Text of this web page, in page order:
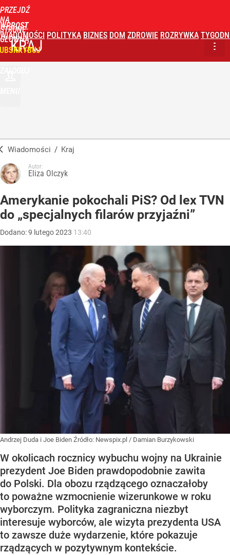
PRZEJDŹ
NA
STRONĘ
GŁÓWNĄ
WPROST
WIADOMOŚCI POLITYKA BIZNES DOM ZDROWIE ROZRYWKA
KRAJ
Wiadomości / Kraj
Autor:
Eliza Olczyk
Amerykanie pokochali PiS? Od lex TVN
do „specjalnych filarów przyjaźni”
Dodano:9 lutego2023 13:40
Andrzej Duda i Joe Biden Źródło: Newspix.pl / Damian Burzykowski
W okolicach rocznicy wybuchu wojny na Ukrainie
prezydent Joe Biden prawdopodobnie zawita
do Polski. Dla obozu rządzącego oznaczałoby
to poważne wzmocnienie wizerunkowe w roku
wyborczym. Polityka zagraniczna niezbyt
interesuje wyborców, ale wizyta prezydenta USA
to zawsze duże wydarzenie, które pokazuje
rządzących w pozytywnym kontekście.